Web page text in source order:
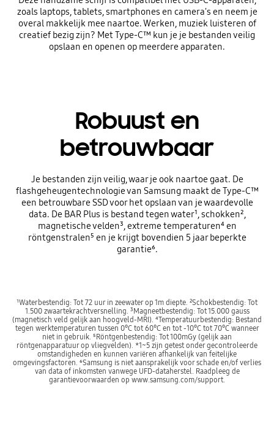
zoals laptops, tablets, smartphones en camera's en neem je
overal makkelijk mee naartoe. Werken, muziek luisteren of
creatief bezig zijn? Met Type-C™ kun je je bestanden veilig
opslaan en openen op meerdere apparaten.
Robuust en
betrouwbaar
Je bestanden zijn veilig, waar je ook naartoe gaat. De
flashgeheugentechnologie van Samsung maakt de Type-C™
een betrouwbare SSD voor het opslaan van je waardevolle
data. De BAR Plus is bestand tegen water¹, schokken²,
magnetische velden³, extreme temperaturen⁴ en
röntgenstralen⁵ en je krijgt bovendien 5 jaar beperkte
garantie⁶.
¹Waterbestendig: Tot 72 uur in zeewater op 1m diepte. ²Schokbestendig: Tot
1.500 zwaartekrachtversnelling. ³Magneetbestendig: Tot 15.000 gauss
(magnetisch veld gelijk aan hoogveld-MRI). ⁴Temperatuurbestendig: Bestand
tegen werktemperaturen tussen 0°C tot 60°C en tot -10°C tot 70°C wanneer
niet in gebruik. ⁵Röntgenbestendig: Tot 100mGy (gelijk aan
röntgenapparatuur op vliegvelden). *1~5 zijn getest onder gecontroleerde
omstandigheden en kunnen variëren afhankelijk van feitelijke
omgevingsfactoren. ⁶Samsung is niet aansprakelijk voor schade en/of verlies
van data of inkomsten vanwege UFD-dataherstel. Raadpleeg de
garantievoorwaarden op www.samsung.com/support.